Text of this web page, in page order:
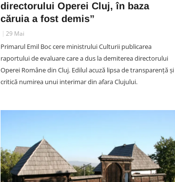
directorului Operei Cluj, în baza
căruia a fost demis”
29 Mai
Primarul Emil Boc cere ministrului Culturii publicarea
raportului de evaluare care a dus la demiterea directorului
Operei Române din Cluj. Edilul acuză lipsa de transparență și
critică numirea unui interimar din afara Clujului.